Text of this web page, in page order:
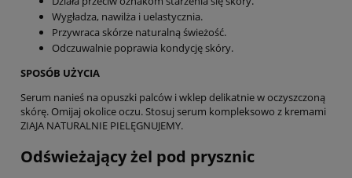
Wygładza, nawilża i uelastycznia.
Przywraca skórze naturalną świeżość.
Odczuwalnie poprawia kondycję skóry.
SPOSÓB UŻYCIA
Serum nanieś na opuszki palców i wklep delikatnie w oczyszczoną
skórę. Omijaj okolice oczu. Stosuj serum kompleksowo z kremami
ZIAJA NATURALNIE PIELĘGNUJEMY.
Odświeżający żel pod prysznic